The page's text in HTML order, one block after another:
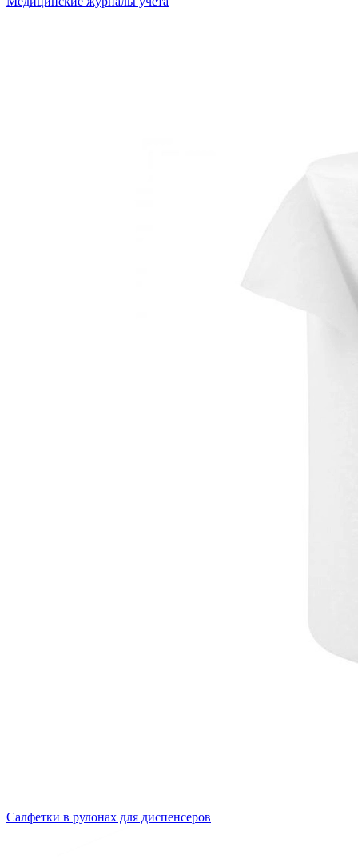
Салфетки в рулонах для диспенсеров